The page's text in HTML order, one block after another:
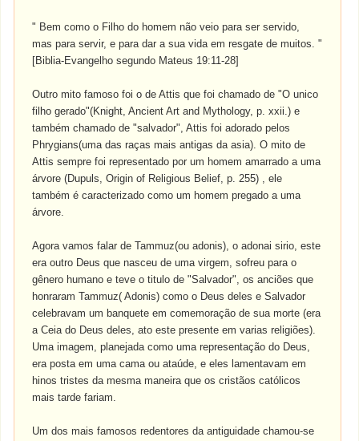
" Bem como o Filho do homem não veio para ser servido,
mas para servir, e para dar a sua vida em resgate de muitos. "
[Biblia-Evangelho segundo Mateus 19:11-28]
Outro mito famoso foi o de Attis que foi chamado de "O unico
filho gerado"(Knight, Ancient Art and Mythology, p. xxii.) e
também chamado de "salvador", Attis foi adorado pelos
Phrygians(uma das raças mais antigas da asia). O mito de
Attis sempre foi representado por um homem amarrado a uma
árvore (Dupuls, Origin of Religious Belief, p. 255) , ele
também é caracterizado como um homem pregado a uma
árvore.
Agora vamos falar de Tammuz(ou adonis), o adonai sirio, este
era outro Deus que nasceu de uma virgem, sofreu para o
gênero humano e teve o titulo de "Salvador", os anciões que
honraram Tammuz( Adonis) como o Deus deles e Salvador
celebravam um banquete em comemoração de sua morte (era
a Ceia do Deus deles, ato este presente em varias religiões).
Uma imagem, planejada como uma representação do Deus,
era posta em uma cama ou ataúde, e eles lamentavam em
hinos tristes da mesma maneira que os cristãos católicos
mais tarde fariam.
Um dos mais famosos redentores da antiguidade chamou-se